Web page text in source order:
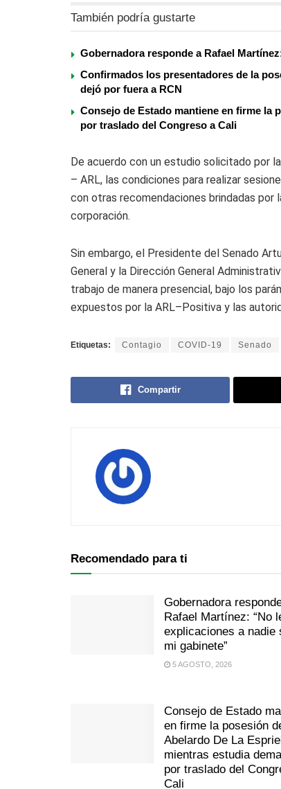
También podría gustarte
Gobernadora responde a Rafael
Confirmados los presentadores de la
dejó por fuera a RCN
Consejo de Estado mantiene en firme la
por traslado del Congreso a Cali
De acuerdo con un estudio solicitado por
– ARL, las condiciones para realizar
con otras recomendaciones brindadas por
corporación.
Sin embargo, el Presidente del Senado
General y la Dirección General
trabajo de manera presencial, bajo los
expuestos por la ARL–Positiva y las
Etiquetas: Contagio COVID-19 Senado
Compartir
Recomendado para ti
Gobernadora
Rafael Martínez: “No
explicaciones a nadie
mi gabinete”
5 AGOSTO, 2026
Consejo de Estado
en firme la posesión
Abelardo De La
mientras estudia
por traslado del
Cali